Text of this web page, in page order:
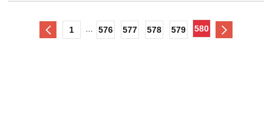
1 576 577 578 579 580